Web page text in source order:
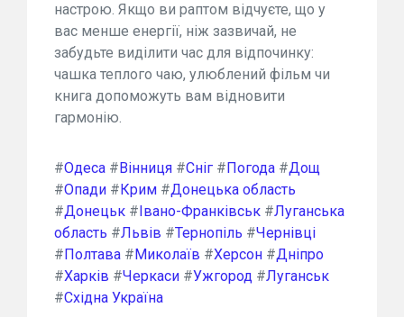
настрою. Якщо ви раптом відчуєте, що у
вас менше енергії, ніж зазвичай, не
забудьте виділити час для відпочинку:
чашка теплого чаю, улюблений фільм чи
книга допоможуть вам відновити
гармонію.
#Одеса #Вінниця #Сніг #Погода #Дощ
#Опади #Крим #Донецька область
#Донецьк #Івано-Франківськ #Луганська
область #Львів #Тернопіль #Чернівці
#Полтава #Миколаїв #Херсон #Дніпро
#Харків #Черкаси #Ужгород #Луганськ
#Східна Україна